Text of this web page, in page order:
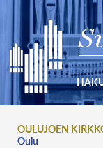
OULUJOEN
Oulu